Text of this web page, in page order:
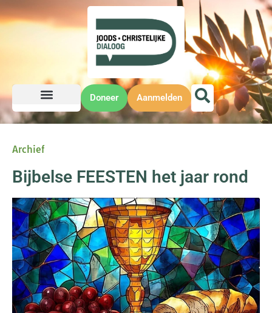
Doneer Aanmelden
Archief
Bijbelse FEESTEN het jaar rond